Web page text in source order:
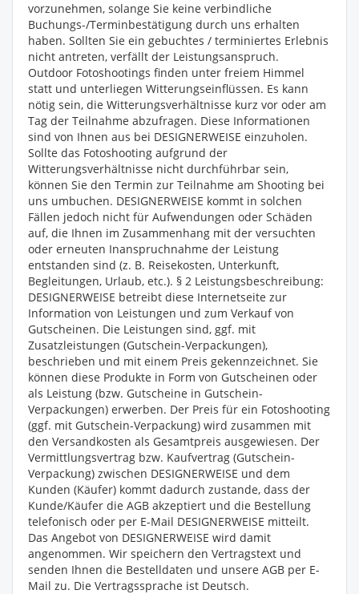
vorzunehmen, solange Sie keine verbindliche
Buchungs-/Terminbestätigung durch uns erhalten
haben. Sollten Sie ein gebuchtes / terminiertes Erlebnis
nicht antreten, verfällt der Leistungsanspruch.
Outdoor Fotoshootings finden unter freiem Himmel
statt und unterliegen Witterungseinflüssen. Es kann
nötig sein, die Witterungsverhältnisse kurz vor oder am
Tag der Teilnahme abzufragen. Diese Informationen
sind von Ihnen aus bei DESIGNERWEISE einzuholen.
Sollte das Fotoshooting aufgrund der
Witterungsverhältnisse nicht durchführbar sein,
können Sie den Termin zur Teilnahme am Shooting bei
uns umbuchen. DESIGNERWEISE kommt in solchen
Fällen jedoch nicht für Aufwendungen oder Schäden
auf, die Ihnen im Zusammenhang mit der versuchten
oder erneuten Inanspruchnahme der Leistung
entstanden sind (z. B. Reisekosten, Unterkunft,
Begleitungen, Urlaub, etc.). § 2 Leistungsbeschreibung:
DESIGNERWEISE betreibt diese Internetseite zur
Information von Leistungen und zum Verkauf von
Gutscheinen. Die Leistungen sind, ggf. mit
Zusatzleistungen (Gutschein-Verpackungen),
beschrieben und mit einem Preis gekennzeichnet. Sie
können diese Produkte in Form von Gutscheinen oder
als Leistung (bzw. Gutscheine in Gutschein-
Verpackungen) erwerben. Der Preis für ein Fotoshooting
(ggf. mit Gutschein-Verpackung) wird zusammen mit
den Versandkosten als Gesamtpreis ausgewiesen. Der
Vermittlungsvertrag bzw. Kaufvertrag (Gutschein-
Verpackung) zwischen DESIGNERWEISE und dem
Kunden (Käufer) kommt dadurch zustande, dass der
Kunde/Käufer die AGB akzeptiert und die Bestellung
telefonisch oder per E-Mail DESIGNERWEISE mitteilt.
Das Angebot von DESIGNERWEISE wird damit
angenommen. Wir speichern den Vertragstext und
senden Ihnen die Bestelldaten und unsere AGB per E-
Mail zu. Die Vertragssprache ist Deutsch.